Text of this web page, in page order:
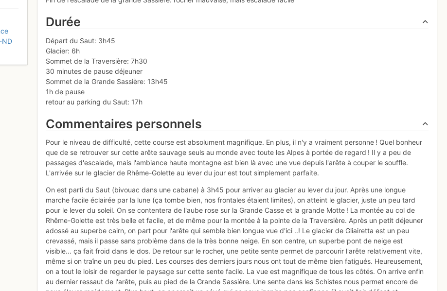
ND
Durée
Départ du Saut: 3h45
Glacier: 6h
Sommet de la Traversière: 7h30
30 minutes de pause déjeuner
Sommet de la Grande Sassière: 13h45
1h de pause
retour au parking du Saut: 17h
Commentaires personnels
Pour le niveau de difficulté, cette course est absolument magnifique. En plus, il n'y a vraiment personne ! Quel bonheur
que de se retrouver sur cette arête sauvage seuls au monde avec toute les Alpes à portée de regard ! Il y a peu de
passages d'escalade, mais l'ambiance haute montagne est bien là avec une vue depuis l'arête à couper le souffle.
L'arrivée sur le glacier de Rhême-Golette au lever du jour est tout simplement parfaite.
On est parti du Saut (bivouac dans une cabane) à 3h45 pour arriver au glacier au lever du jour. Après une longue
marche facile éclairée par la lune (ça tombe bien, nos frontales étaient limites), on atteint le glacier, juste un peu tard
pour le lever du soleil. On se contentera de l'aube rose sur la Grande Casse et la grande Motte ! La montée au col de
Rhême-Golette est très belle et facile, et de même pour la montée à la pointe de la Traversière. Après un petit déjeuner
adossé au superbe cairn, on part pour l'arête qui semble bien longue vue d'ici ..! Le glacier de Gliairetta est un peu
crevassé, mais il passe sans problème dans de la très bonne neige. En son centre, un superbe pont de neige est
visible... ça fait froid dans le dos. De retour sur le rocher, une petite sente permet de parcourir l'arête relativement vite,
même si on traîne un peu du pied. Les courses des derniers jours nous ont tout de même bien fatigués. Heureusement,
on a tout le loisir de regarder le paysage sur cette sente facile. La vue est magnifique de tous les côtés. On arrive enfin
au dernier ressaut de l'arête, puis au pied de la Grande Sassière. Une sente dans les Schistes nous permet encore de